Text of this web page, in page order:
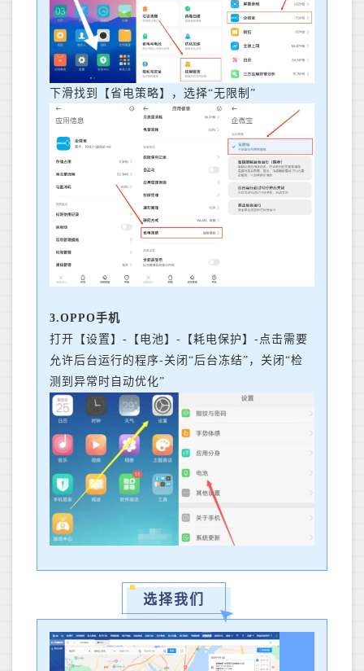
下滑找到【省电策略】，选择“无限制”
3.OPPO手机
打开【设置】-【电池】-【耗电保护】-点击需要
允许后台运行的程序-关闭“后台冻结”，关闭“检
测到异常时自动优化”
选择我们